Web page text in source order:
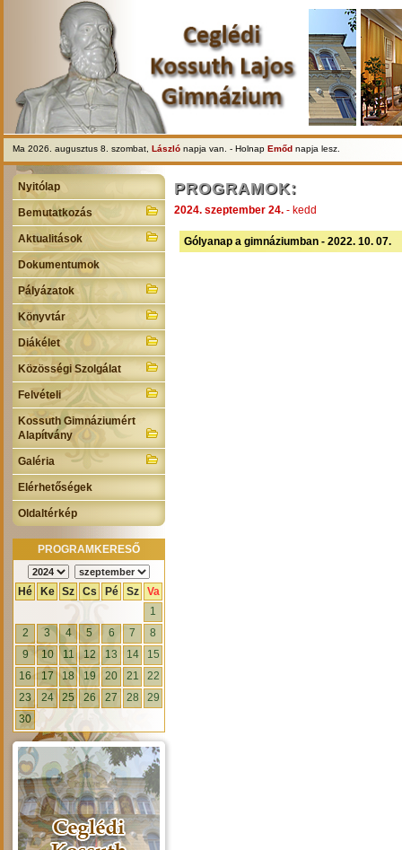
Ma 2026. augusztus 8. szombat, László napja van. - Holnap Emőd napja lesz.
Nyitólap
Bemutatkozás
Aktualitások
Dokumentumok
Pályázatok
Könyvtár
Diákélet
Közösségi Szolgálat
Felvételi
Kossuth Gimnáziumért
Alapítvány
Galéria
Elérhetőségek
Oldaltérkép
PROGRAMKERESŐ
Hé Ke Sz Cs Pé Sz
Va
1
2
3 4 5 6 7
8
9
10 11 12 13 14
15
16
17 18 19 20 21
22
23
24 25 26 27 28
29
30
PROGRAMOK:
2024. szeptember 24. - kedd
Gólyanap a gimnáziumban - 2022. 10. 07.